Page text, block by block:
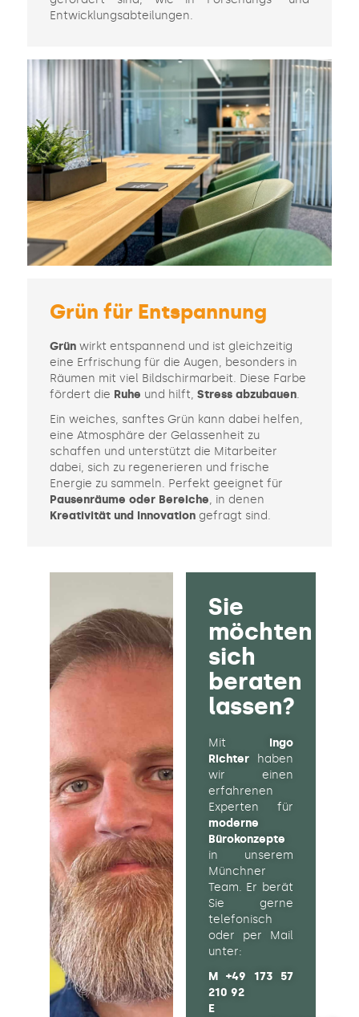
Entwicklungsabteilungen.
Grün für Entspannung
Grünwirkt entspannend und ist gleichzeitig
eine Erfrischung für die Augen, besonders in
Räumen mit viel Bildschirmarbeit. Diese Farbe
fördert die Ruhe und hilft, Stress abzubauen.
Ein weiches, sanftes Grün kann dabei helfen,
eine Atmosphäre der Gelassenheit zu
schaffen und unterstützt die Mitarbeiter
dabei, sich zu regenerieren und frische
Energie zu sammeln. Perfekt geeignet für
Pausenräume oder Bereiche, in denen
Kreativität und Innovationgefragt sind.
Sie
möchten
sich
beraten
lassen?
Mit Ingo
Richterhaben
wir einen
erfahrenen
Experten für
moderne
Bürokonzepte
in unserem
Münchner
Team. Er berät
Sie gerne
telefonisch
oder per Mail
unter:
M +49 173 57
210 92
E